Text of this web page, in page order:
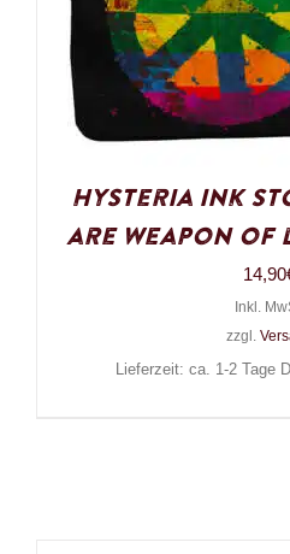
Hysteria Ink
are weapon of
14,90
Inkl.
zzgl.
Lieferzeit: ca. 1-2 Tage